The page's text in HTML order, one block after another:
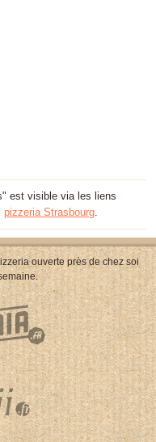
est visible via les liens
pizzeria Strasbourg
ouverte près de chez soi